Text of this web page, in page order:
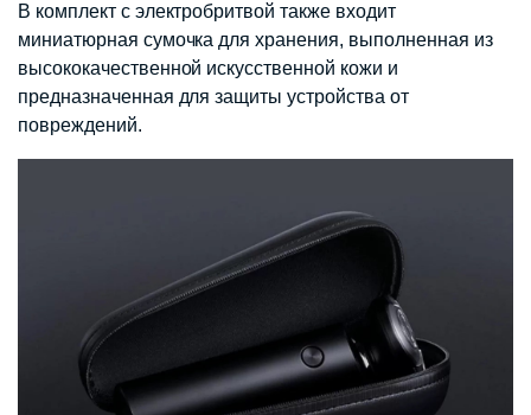
В комплект с электробритвой также входит
миниатюрная сумочка для хранения, выполненная из
высококачественной искусственной кожи и
предназначенная для защиты устройства от
повреждений.